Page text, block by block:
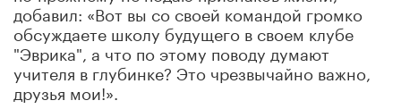
добавил: «Вот вы со своей командой громко
обсуждаете школу будущего в своем клубе
"Эврика", а что по этому поводу думают
учителя в глубинке? Это чрезвычайно важно,
друзья мои!».